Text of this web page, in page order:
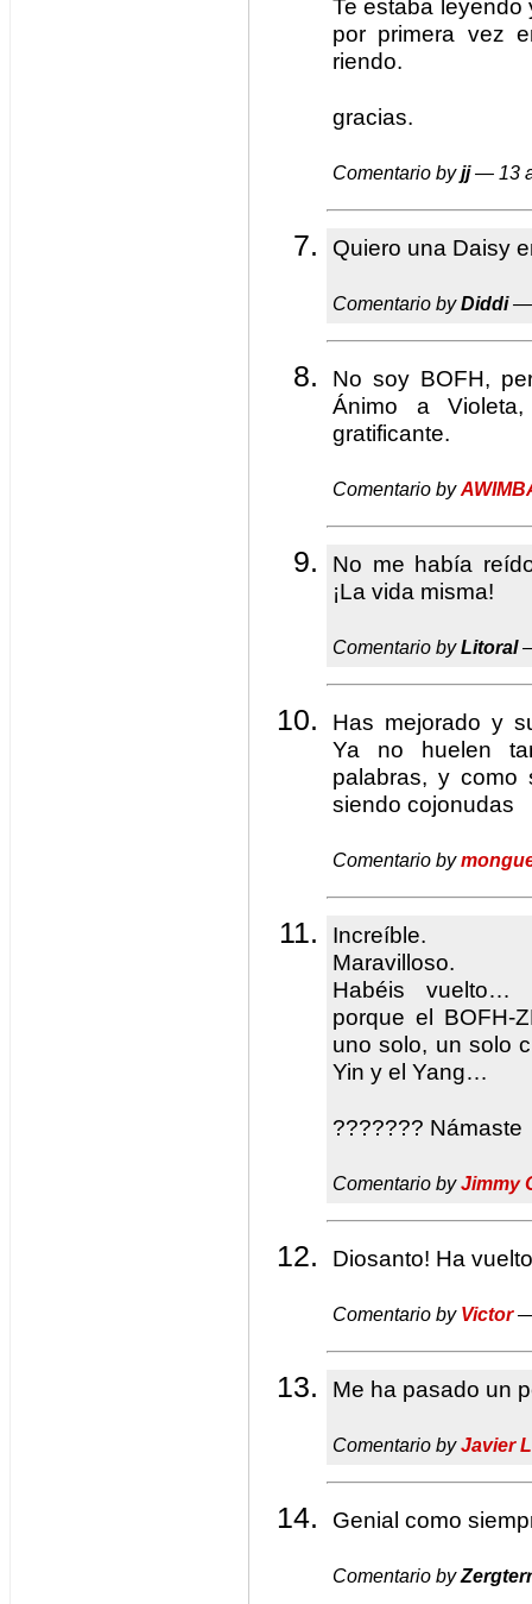
Te estaba
por primera vez
riendo.
gracias.
Comentario byjj— 13
Quiero una Daisy
Comentario byDiddi—
No soy BOFH,
Ánimo a
gratificante.
Comentario by
No me había
¡La vida misma!
Comentario byLitoral
Has mejorado y
Ya no huelen
palabras, y como
siendo cojonudas
Comentario by
Increíble.
Maravilloso.
Habéis vuelto…
porque el BOFH-
uno solo, un solo
Yin y el Yang…
??????? Námaste
Comentario byJimmy
Diosanto! Ha
Comentario by Victor—
Me ha pasado un
Comentario byJavier
Genial como
Comentario by